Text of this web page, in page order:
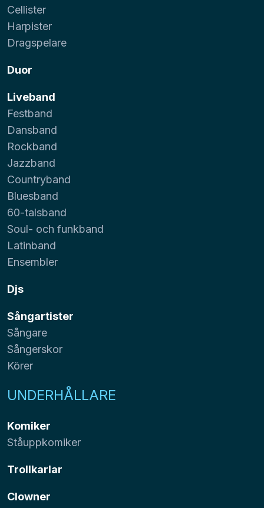
Cellister
Harpister
Dragspelare
Duor
Liveband
Festband
Dansband
Rockband
Jazzband
Countryband
Bluesband
60-talsband
Soul- och funkband
Latinband
Ensembler
Djs
Sångartister
Sångare
Sångerskor
Körer
UNDERHÅLLARE
Komiker
Ståuppkomiker
Trollkarlar
Clowner